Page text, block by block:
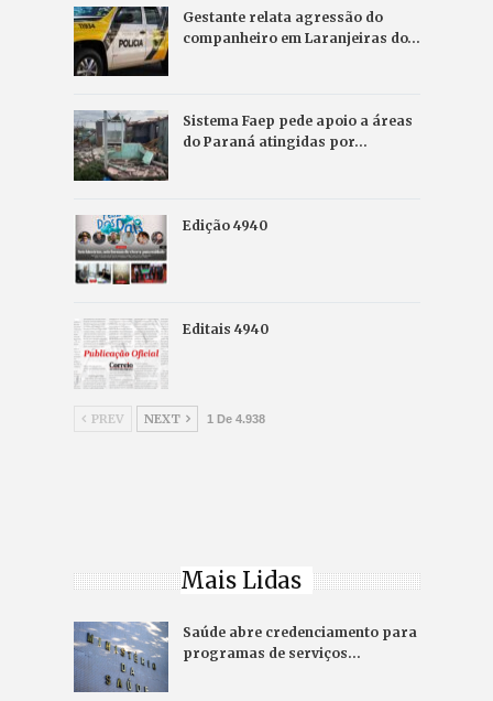
Gestante relata agressão do
companheiro em Laranjeiras do…
Sistema Faep pede apoio a áreas
do Paraná atingidas por…
Edição 4940
Editais 4940
PREV NEXT 1 De 4.938
Mais Lidas
Saúde abre credenciamento para
programas de serviços…